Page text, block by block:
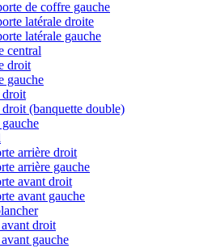
de coffre gauche
latérale droite
latérale gauche
central
droit
gauche
droit
droit (banquette double)
arrière droit
arrière gauche
avant droit
avant gauche
droit
gauche